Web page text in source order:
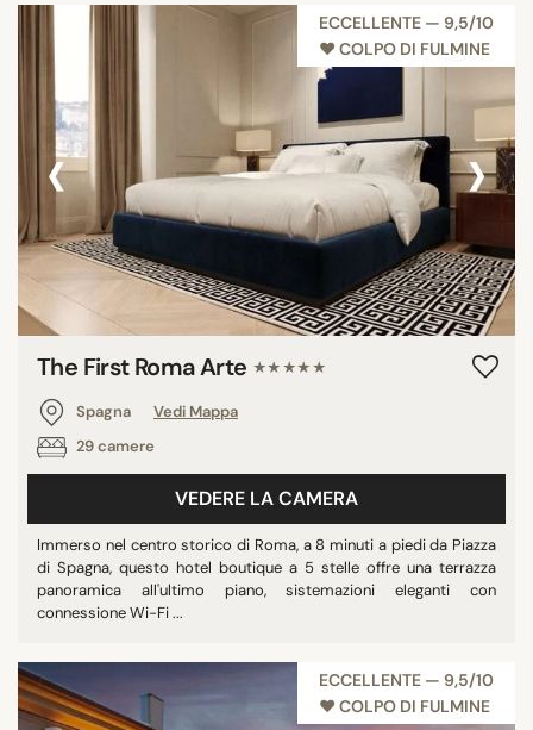
ECCELLENTE — 9,5/10
♥︎ COLPO DI FULMINE
‹ ›
The First Roma Arte ★★★★★
Spagna
Vedi Mappa
29 camere
VEDERE LA CAMERA
Immerso nel centro storico di Roma, a 8 minuti a piedi da Piazza
di Spagna, questo hotel boutique a 5 stelle offre una terrazza
panoramica all'ultimo piano, sistemazioni eleganti con
connessione Wi-Fi ...
ECCELLENTE — 9,5/10
♥︎ COLPO DI FULMINE